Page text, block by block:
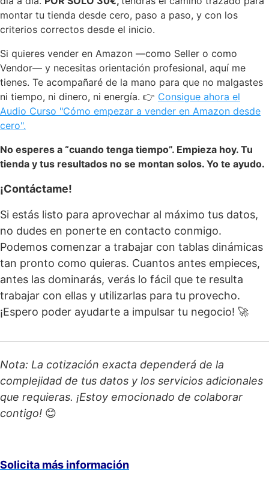
montar tu tienda desde cero, paso a paso, y con los
criterios correctos desde el inicio.
Si quieres vender en Amazon —como Seller o como
Vendor— y necesitas orientación profesional, aquí me
tienes. Te acompañaré de la mano para que no malgastes
ni tiempo, ni dinero, ni energía. 👉 Consigue ahora el
Audio Curso "Cómo empezar a vender en Amazon desde
cero".
No esperes a “cuando tenga tiempo”. Empieza hoy. Tu
tienda y tus resultados no se montan solos. Yo te ayudo.
¡Contáctame!
Si estás listo para aprovechar al máximo tus datos,
no dudes en ponerte en contacto conmigo.
Podemos comenzar a trabajar con tablas dinámicas
tan pronto como quieras. Cuantos antes empieces,
antes las dominarás, verás lo fácil que te resulta
trabajar con ellas y utilizarlas para tu provecho.
¡Espero poder ayudarte a impulsar tu negocio! 🚀
Nota: La cotización exacta dependerá de la
complejidad de tus datos y los servicios adicionales
que requieras. ¡Estoy emocionado de colaborar
contigo! 😊
Solicita más información